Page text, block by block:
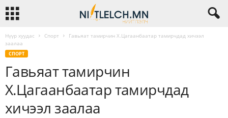
Нүүр хуудас Спорт
Гавьяат тамирчин Х.Цагаанбаатар тамирчдад хичээл
заалаа
СПОРТ
Гавьяат тамирчин
Х.Цагаанбаатар тамирчдад
хичээл заалаа